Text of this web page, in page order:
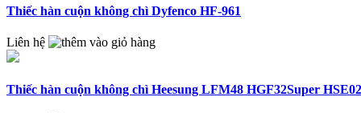
Thiếc hàn cuộn không chì Dyfenco HF-961
Liên hệ
Thiếc hàn cuộn không chì Heesung LFM48 HGF32Super HSE02